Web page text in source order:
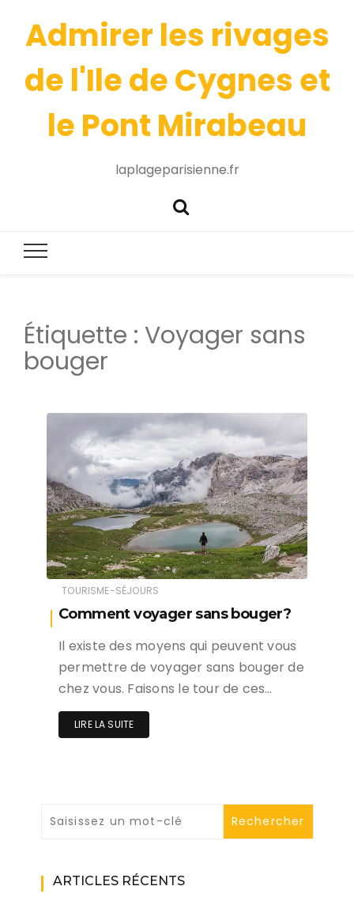
Admirer les rivages
de l'Ile de Cygnes et
le Pont Mirabeau
laplageparisienne.fr
Étiquette : Voyager sans
bouger
TOURISME-SÉJOURS
Comment voyager sans bouger?
Il existe des moyens qui peuvent vous
permettre de voyager sans bouger de
chez vous. Faisons le tour de ces…
LIRE LA SUITE
ARTICLES RÉCENTS